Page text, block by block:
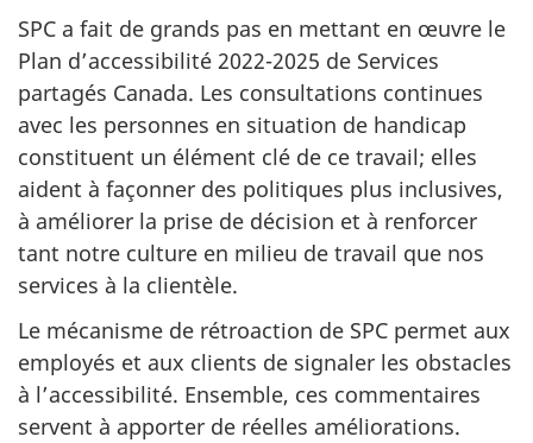
SPC a fait de grands pas en mettant en œuvre le
Plan d’accessibilité 2022-2025 de Services
partagés Canada. Les consultations continues
avec les personnes en situation de handicap
constituent un élément clé de ce travail; elles
aident à façonner des politiques plus inclusives,
à améliorer la prise de décision et à renforcer
tant notre culture en milieu de travail que nos
services à la clientèle.
Le mécanisme de rétroaction de SPC permet aux
employés et aux clients de signaler les obstacles
à l’accessibilité. Ensemble, ces commentaires
servent à apporter de réelles améliorations.